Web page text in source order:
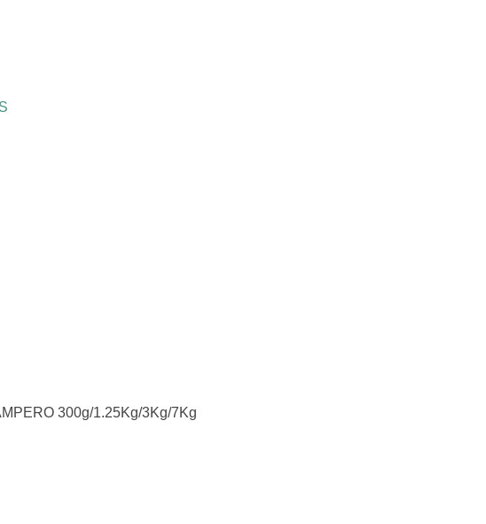
300g/1.25Kg/3Kg/7Kg